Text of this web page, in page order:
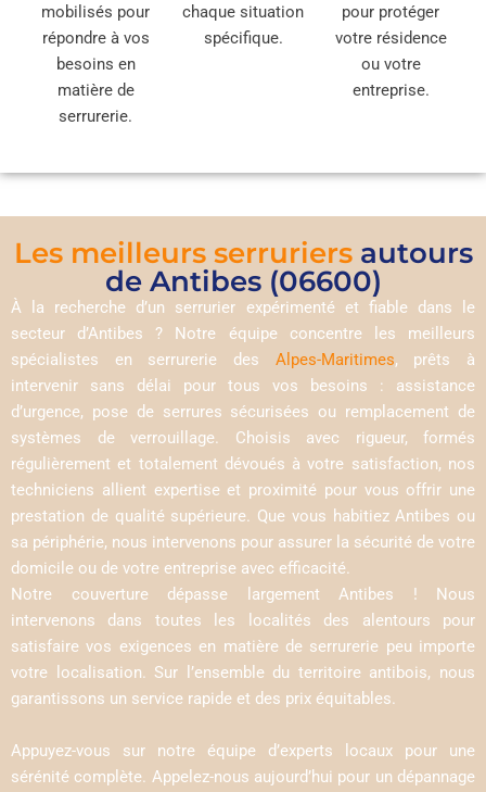
mobilisés pour
répondre à vos
besoins en
matière de
serrurerie.
chaque situation
spécifique.
pour protéger
votre résidence
ou votre
entreprise.
Les meilleurs serruriersautours
de Antibes (06600)
À la recherche d’un serrurier expérimenté et fiable dans le
secteur d’Antibes ? Notre équipe concentre les meilleurs
spécialistes en serrurerie des Alpes-Maritimes, prêts à
intervenir sans délai pour tous vos besoins : assistance
d’urgence, pose de serrures sécurisées ou remplacement de
systèmes de verrouillage. Choisis avec rigueur, formés
régulièrement et totalement dévoués à votre satisfaction, nos
techniciens allient expertise et proximité pour vous offrir une
prestation de qualité supérieure. Que vous habitiez Antibes ou
sa périphérie, nous intervenons pour assurer la sécurité de votre
domicile ou de votre entreprise avec efficacité.
Notre couverture dépasse largement Antibes ! Nous
intervenons dans toutes les localités des alentours pour
satisfaire vos exigences en matière de serrurerie peu importe
votre localisation. Sur l’ensemble du territoire antibois, nous
garantissons un service rapide et des prix équitables.
Appuyez-vous sur notre équipe d’experts locaux pour une
sérénité complète. Appelez-nous aujourd’hui pour un dépannage